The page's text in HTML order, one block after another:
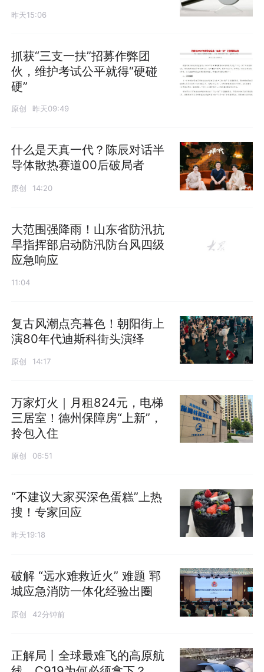
昨天15:06
抓获“三支一扶”招募作弊团
伙，维护考试公平就得“硬碰
硬”
原创 昨天09:49
什么是天真一代？陈辰对话半
导体散热赛道00后破局者
原创 14:20
大范围强降雨！山东省防汛抗
旱指挥部启动防汛防台风四级
应急响应
11:04
复古风潮点亮暮色！朝阳街上
演80年代迪斯科街头演绎
原创 14:17
万家灯火｜月租824元，电梯
三居室！德州保障房“上新”，
拎包入住
原创 06:51
“不建议大家买深色蛋糕”上热
搜！专家回应
昨天19:18
破解 “远水难救近火” 难题 郓
城应急消防一体化经验出圈
原创 42分钟前
正解局丨全球最难飞的高原航